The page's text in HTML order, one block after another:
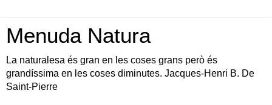
Menuda Natura
La naturalesa és gran en les coses grans però és
grandíssima en les coses diminutes. Jacques-Henri B. De
Saint-Pierre